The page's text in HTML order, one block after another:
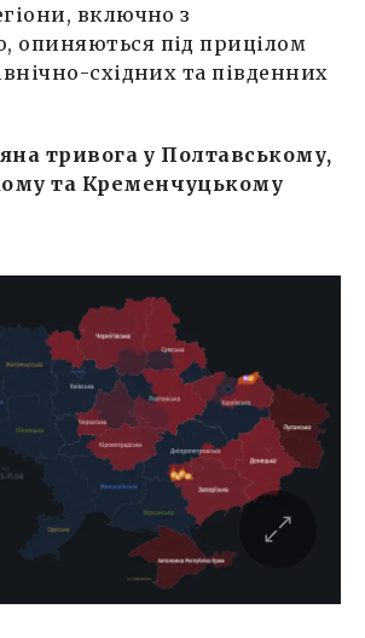
включно з
опиняються під прицілом
східних та південних
тривога у Полтавському,
та Кременчуцькому